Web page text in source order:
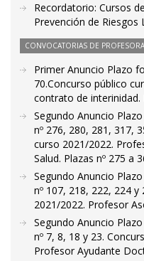
Recordatorio: Cursos
Prevención de Riesgos
CONVOCATORIAS DE
Primer Anuncio Plazo
70.Concurso público
contrato de interinidad.
Segundo Anuncio
nº 276, 280, 281, 317,
curso 2021/2022.
Salud. Plazas nº 275 a
Segundo Anuncio
nº 107, 218, 222, 224
2021/2022. Profesor
Segundo Anuncio
nº 7, 8, 18 y 23.
Profesor Ayudante